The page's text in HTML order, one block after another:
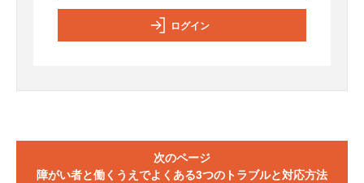
ログイン
次のページ
障がい者と働くうえでよくある3つのトラブルと対応方法